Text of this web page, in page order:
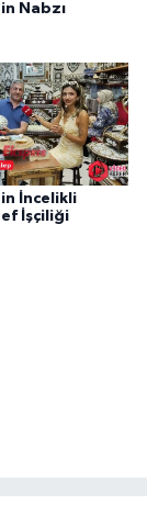
Nabzı
İncelikli
İşçiliği